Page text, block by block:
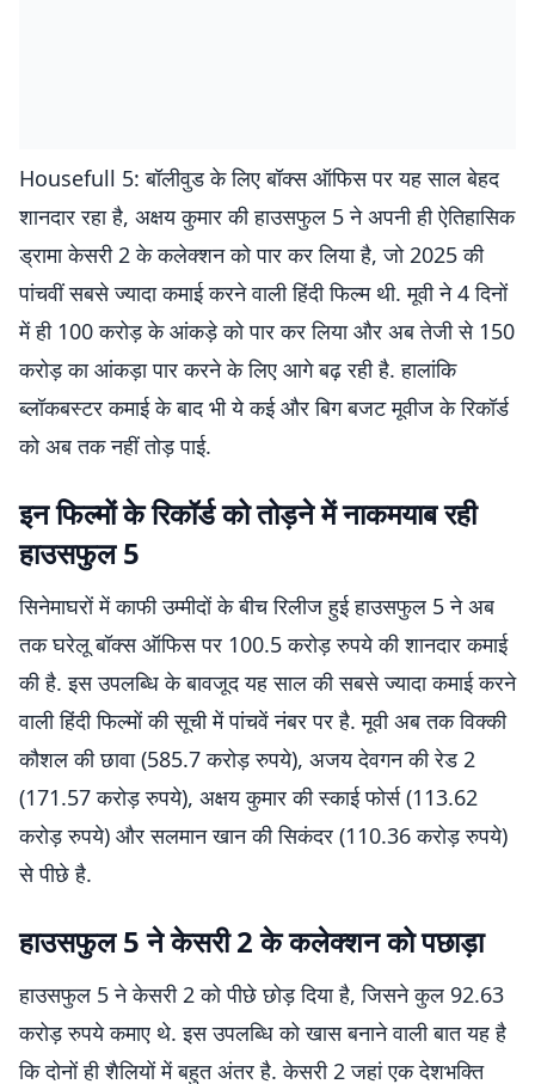
Housefull 5: बॉलीवुड के लिए बॉक्स ऑफिस पर यह साल बेहद
शानदार रहा है, अक्षय कुमार की हाउसफुल 5 ने अपनी ही ऐतिहासिक
ड्रामा केसरी 2 के कलेक्शन को पार कर लिया है, जो 2025 की
पांचवीं सबसे ज्यादा कमाई करने वाली हिंदी फिल्म थी. मूवी ने 4 दिनों
में ही 100 करोड़ के आंकड़े को पार कर लिया और अब तेजी से 150
करोड़ का आंकड़ा पार करने के लिए आगे बढ़ रही है. हालांकि
ब्लॉकबस्टर कमाई के बाद भी ये कई और बिग बजट मूवीज के रिकॉर्ड
को अब तक नहीं तोड़ पाई.
इन फिल्मों के रिकॉर्ड को तोड़ने में नाकमयाब रही
हाउसफुल 5
सिनेमाघरों में काफी उम्मीदों के बीच रिलीज हुई हाउसफुल 5 ने अब
तक घरेलू बॉक्स ऑफिस पर 100.5 करोड़ रुपये की शानदार कमाई
की है. इस उपलब्धि के बावजूद यह साल की सबसे ज्यादा कमाई करने
वाली हिंदी फिल्मों की सूची में पांचवें नंबर पर है. मूवी अब तक विक्की
कौशल की छावा (585.7 करोड़ रुपये), अजय देवगन की रेड 2
(171.57 करोड़ रुपये), अक्षय कुमार की स्काई फोर्स (113.62
करोड़ रुपये) और सलमान खान की सिकंदर (110.36 करोड़ रुपये)
से पीछे है.
हाउसफुल 5 ने केसरी 2 के कलेक्शन को पछाड़ा
हाउसफुल 5 ने केसरी 2 को पीछे छोड़ दिया है, जिसने कुल 92.63
करोड़ रुपये कमाए थे. इस उपलब्धि को खास बनाने वाली बात यह है
कि दोनों ही शैलियों में बहुत अंतर है. केसरी 2 जहां एक देशभक्ति